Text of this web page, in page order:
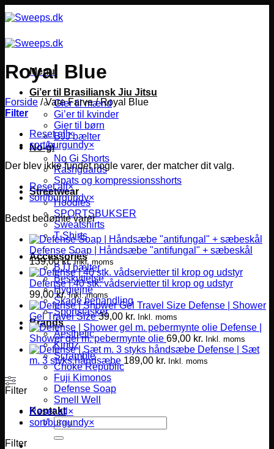
til
Menu
Gi’er til Brasiliansk Jiu Jitsu
Gier til mænd
Gi’er til kvinder
Gier til børn
BJJ bælter
No-gi
No Gi Shorts
Rashguards
Spats og kompressionsshorts
Streetwear
Hoodies
SPORTSBUKSER
Sweatshirts
T-Shirts
Accessories
BJJ bælter
Beskyttelse
Hygiejne
Skade behandling
Sportstasker
Brands
Aesthetic
Kingz
Scramble
Choke Republic
Fuji Kimonos
Defense Soap
Smell Well
Kontakt
Søg
efter:
Royal Blue
Forside /Vare Farve/Royal Blue
Filter
Reset all×
sort/burgundy×
Der blev ikke fundet nogle varer, der matcher dit valg.
Reset all×
sort/burgundy×
Bedst bedømte varer
Defense Soap | Håndsæbe "antifungal" + sæbeskål
139,00kr. Inkl. moms
Defense | 40 stk. vådservietter til krop og udstyr
99,00kr. Inkl. moms
Defense | Shower
Gel Travel Size 39,00 kr. Inkl. moms
Defense |
Shower gel m. pebermynte olie 69,00 kr. Inkl. moms
Defense | Sæt
m. 3 styks håndsæbe 189,00 kr. Inkl. moms
Filter
Reset all ×
sort/burgundy×
Filter